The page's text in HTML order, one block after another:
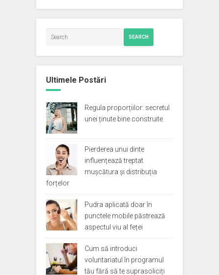
SEARCH
Ultimele Postări
Regula proporțiilor: secretul
unei ținute bine construite
Pierderea unui dinte
influențează treptat
mușcătura și distribuția
forțelor
Pudra aplicată doar în
punctele mobile păstrează
aspectul viu al feței
Cum să introduci
voluntariatul în programul
tău fără să te suprasoliciți